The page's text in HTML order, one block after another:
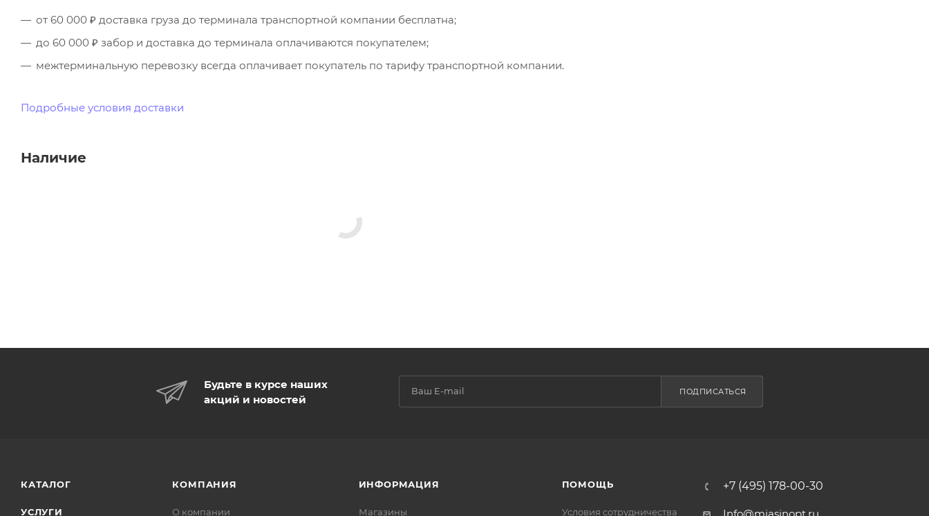
от 60 000 ₽ доставка груза до терминала транспортной компании бесплатна;
до 60 000 ₽ забор и доставка до терминала оплачиваются покупателем;
межтерминальную перевозку всегда оплачивает покупатель по тарифу транспортной компании.
Подробные условия доставки
Наличие
Будьте в курсе наших
акций и новостей
ПОДПИСАТЬСЯ
КАТАЛОГ
УСЛУГИ
КОМПАНИЯ
О компании
ИНФОРМАЦИЯ
Магазины
ПОМОЩЬ
Условия сотрудничества
+7 (495) 178-00-30